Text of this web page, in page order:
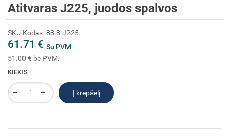
Atitvaras J225, juodos spalvos
SKU Kodas: 88-8-J225
61.71 € Su PVM
51.00 € be PVM.
KIEKIS
Į krepšelį